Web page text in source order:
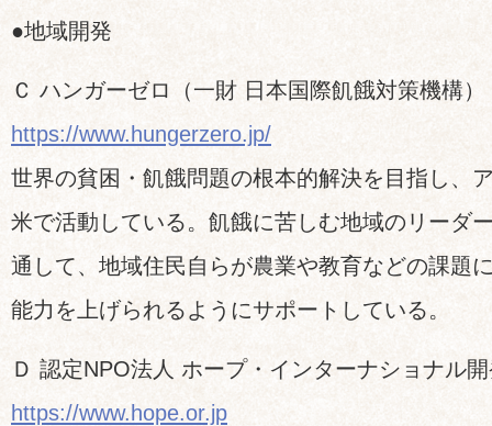
●地域開発
Ｃ ハンガーゼロ（一財 日本国際飢餓対策機構）
https://www.hungerzero.jp/
世界の貧困・飢餓問題の根本的解決を目指し、
米で活動している。飢餓に苦しむ地域のリーダ
通して、地域住民自らが農業や教育などの課題
能力を上げられるようにサポートしている。
Ｄ 認定NPO法人 ホープ・インターナショナル
https://www.hope.or.jp